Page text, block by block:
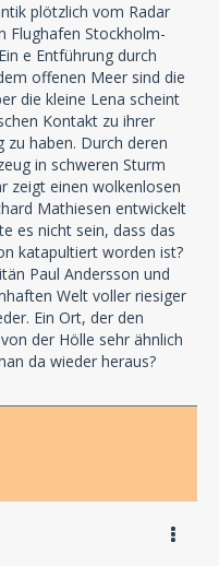
plötzlich vom Radar
Flughafen Stockholm-
e Entführung durch
offenen Meer sind die
die kleine Lena scheint
Kontakt zu ihrer
zu haben. Durch deren
in schweren Sturm
zeigt einen wolkenlosen
Mathiesen entwickelt
es nicht sein, dass das
katapultiert worden ist?
Paul Andersson und
Welt voller riesiger
Ein Ort, der den
der Hölle sehr ähnlich
da wieder heraus?